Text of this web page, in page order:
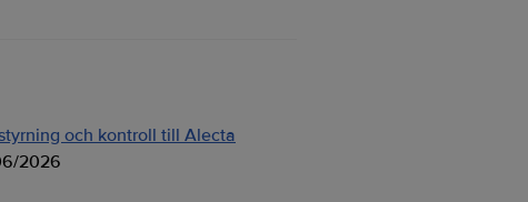
och kontroll till Alecta
2026